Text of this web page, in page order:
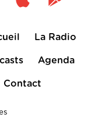
La Radio
Agenda
Contact